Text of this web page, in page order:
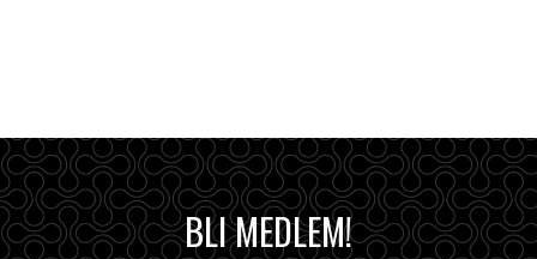
BLI MEDLEM!